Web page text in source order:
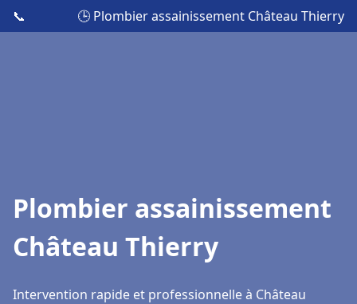
📞 🕒 Plombier assainissement Château Thierry
Plombier assainissement
Château Thierry
Intervention rapide et professionnelle à Château